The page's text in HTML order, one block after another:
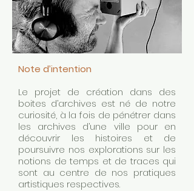
Note d’intention
Le projet de création dans des
boites d’archives est né de notre
curiosité, à la fois de pénétrer dans
les archives d’une ville pour en
découvrir les histoires et de
poursuivre nos explorations sur les
notions de temps et de traces qui
sont au centre de nos pratiques
artistiques respectives.